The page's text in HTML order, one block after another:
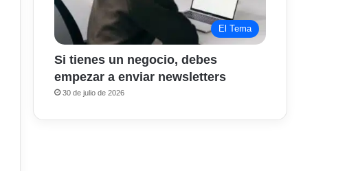
El Tema
Si tienes un negocio, debes
empezar a enviar newsletters
30 de julio de 2026